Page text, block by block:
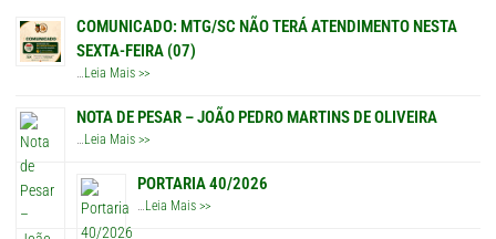
COMUNICADO: MTG/SC NÃO TERÁ ATENDIMENTO NESTA
SEXTA-FEIRA (07)
Leia Mais >>
NOTA DE PESAR – JOÃO PEDRO MARTINS DE OLIVEIRA
…Leia Mais >>
PORTARIA 40/2026
…Leia Mais >>